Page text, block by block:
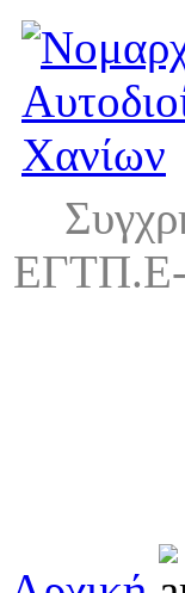
ΕΓΤΠ.Ε-